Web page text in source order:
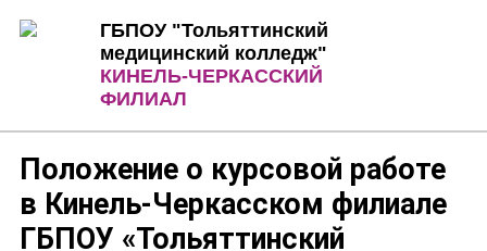
ГБПОУ "Тольяттинский
медицинский колледж"
КИНЕЛЬ-ЧЕРКАССКИЙ
ФИЛИАЛ
Положение о курсовой работе
в Кинель-Черкасском филиале
ГБПОУ «Тольяттинский